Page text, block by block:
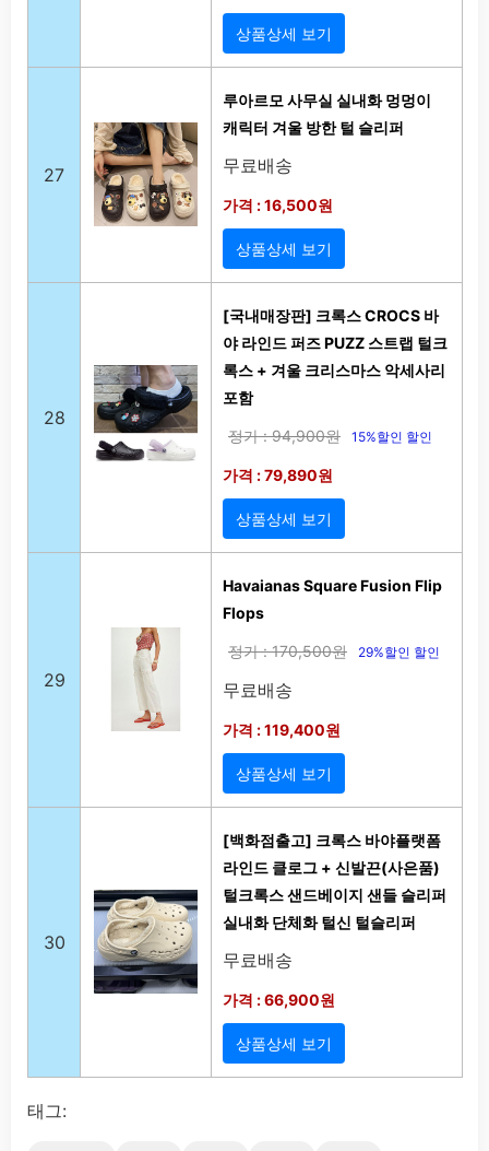
상품상세 보기
27
루아르모 사무실 실내화 멍멍이
캐릭터 겨울 방한 털 슬리퍼
무료배송
가격 : 16,500원
상품상세 보기
28
[국내매장판] 크록스 CROCS 바
야 라인드 퍼즈 PUZZ 스트랩 털크
록스 + 겨울 크리스마스 악세사리
포함
정가 : 94,900원 15%할인 할인
가격 : 79,890원
상품상세 보기
29
Havaianas Square Fusion Flip
Flops
정가 : 170,500원 29%할인 할인
무료배송
가격 : 119,400원
상품상세 보기
30
[백화점출고] 크록스 바야플랫폼
라인드 클로그 + 신발끈(사은품)
털크록스 샌드베이지 샌들 슬리퍼
실내화 단체화 털신 털슬리퍼
무료배송
가격 : 66,900원
상품상세 보기
태그: